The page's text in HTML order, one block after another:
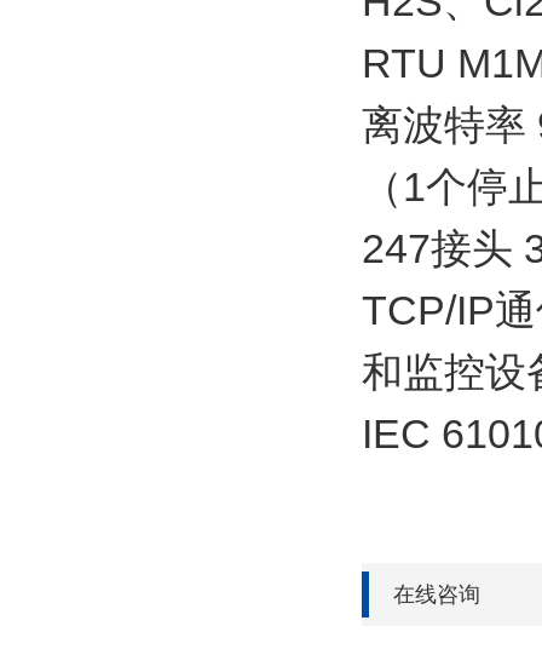
RTU
离波特率
（1个停
247接头
TCP/IP
和监控设
IEC
在线咨询